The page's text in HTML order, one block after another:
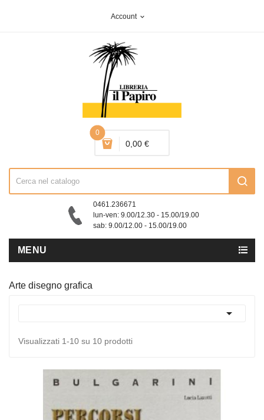
Account expand_more
0
0,00 €
0461.236671
lun-ven: 9.00/12.30 - 15.00/19.00
sab: 9.00/12.00 - 15.00/19.00
MENU
Arte disegno grafica

Visualizzati 1-10 su 10 prodotti